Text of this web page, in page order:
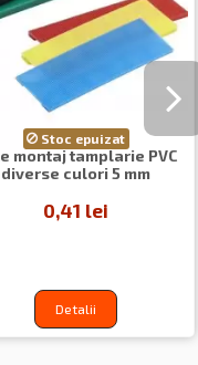
Stoc epuizat
montaj tamplarie PVC
diverse culori 5 mm
0,41 lei
Detalii